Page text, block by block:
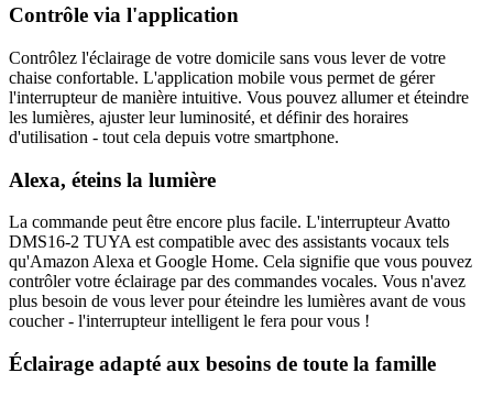
Contrôle via l'application
Contrôlez l'éclairage de votre domicile sans vous lever de votre
chaise confortable. L'application mobile vous permet de gérer
l'interrupteur de manière intuitive. Vous pouvez allumer et éteindre
les lumières, ajuster leur luminosité, et définir des horaires
d'utilisation - tout cela depuis votre smartphone.
Alexa, éteins la lumière
La commande peut être encore plus facile. L'interrupteur Avatto
DMS16-2 TUYA est compatible avec des assistants vocaux tels
qu'Amazon Alexa et Google Home. Cela signifie que vous pouvez
contrôler votre éclairage par des commandes vocales. Vous n'avez
plus besoin de vous lever pour éteindre les lumières avant de vous
coucher - l'interrupteur intelligent le fera pour vous !
Éclairage adapté aux besoins de toute la famille